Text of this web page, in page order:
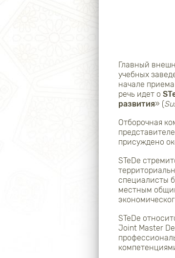
Главный
учебных
начале
речь идет о
развития» (
Отборочная
присуждено
STeDe
специалисты
местным
STeDe
Joint Master